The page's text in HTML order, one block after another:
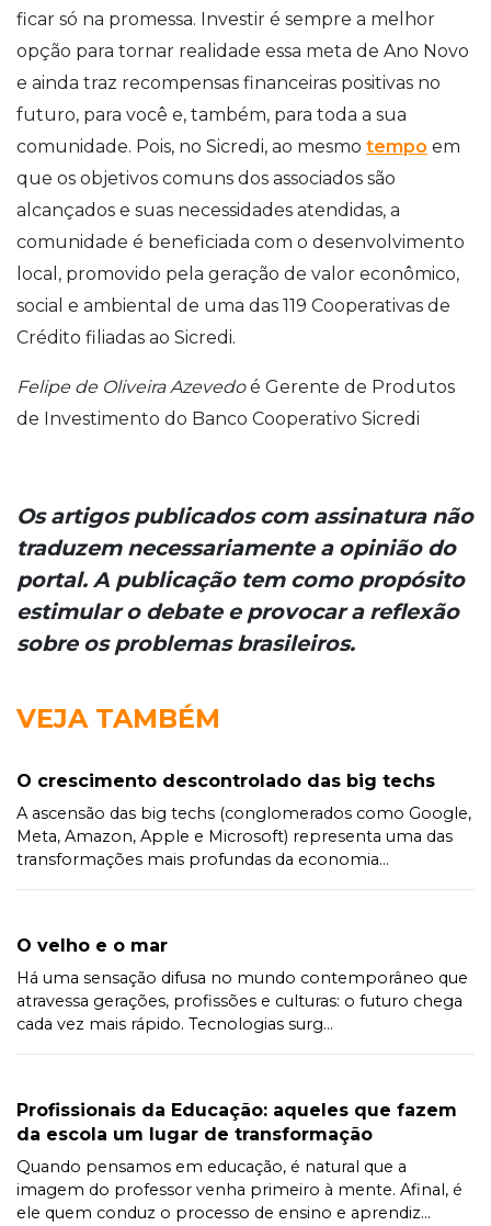
ficar só na promessa. Investir é sempre a melhor
opção para tornar realidade essa meta de Ano Novo
e ainda traz recompensas financeiras positivas no
futuro, para você e, também, para toda a sua
comunidade. Pois, no Sicredi, ao mesmo tempo em
que os objetivos comuns dos associados são
alcançados e suas necessidades atendidas, a
comunidade é beneficiada com o desenvolvimento
local, promovido pela geração de valor econômico,
social e ambiental de uma das 119 Cooperativas de
Crédito filiadas ao Sicredi.
Felipe de Oliveira Azevedoé Gerente de Produtos
de Investimento do Banco Cooperativo Sicredi
Os artigos publicados com assinatura não
traduzem necessariamente a opinião do
portal. A publicação tem como propósito
estimular o debate e provocar a reflexão
sobre os problemas brasileiros.
VEJA TAMBÉM
O crescimento descontrolado das big techs
A ascensão das big techs (conglomerados como Google,
Meta, Amazon, Apple e Microsoft) representa uma das
transformações mais profundas da economia...
O velho e o mar
Há uma sensação difusa no mundo contemporâneo que
atravessa gerações, profissões e culturas: o futuro chega
cada vez mais rápido. Tecnologias surg...
Profissionais da Educação: aqueles que fazem
da escola um lugar de transformação
Quando pensamos em educação, é natural que a
imagem do professor venha primeiro à mente. Afinal, é
ele quem conduz o processo de ensino e aprendiz...